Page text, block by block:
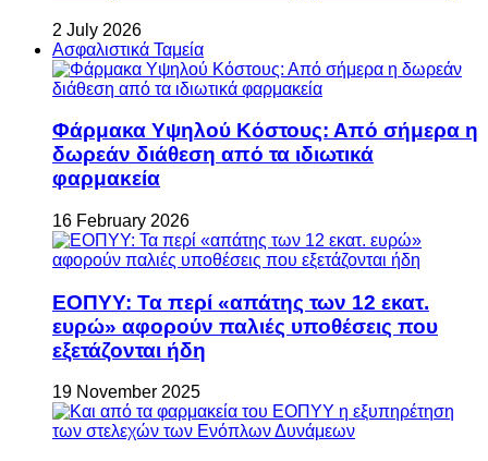
2 July 2026
Ασφαλιστικά Ταμεία
Φάρμακα Υψηλού Κόστους: Από σήμερα η
δωρεάν διάθεση από τα ιδιωτικά
φαρμακεία
16 February 2026
ΕΟΠΥΥ: Τα περί «απάτης των 12 εκατ.
ευρώ» αφορούν παλιές υποθέσεις που
εξετάζονται ήδη
19 November 2025